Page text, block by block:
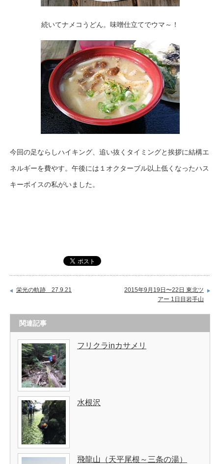
続いてナメコうどん。味噌仕立てでウマ～！
今回の足ならしハイキング、追い抜くタイミングと挨拶に結構エ
ネルギーを費やす。午後には１オクターブル以上低くなったハス
キーボイスの私がいました。
栄光の軌跡 27.9.21
2015年9月19日〜22日 東北ツ
アー 1日目岩手山
関連記事
フリクラinカサメリ
水根沢
飛龍山（天平尾根～三条の湯）